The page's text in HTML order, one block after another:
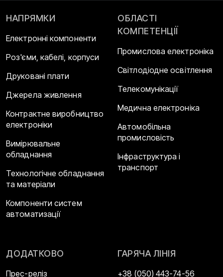
НАПРЯМКИ
Електронні компоненти
Роз'єми, кабелі, корпуси
Друковані плати
Джерела живлення
Контрактне виробництво
електроніки
Вимірювальне
обладнання
Технологічне обладнання
та матеріали
Компоненти систем
автоматизації
ОБЛАСТІ
КОМПЕТЕНЦІЇ
Промислова електроніка
Світлодіодне освітлення
Телекомунікації
Медична електроніка
Автомобільна
промисловість
Інфраструктура і
транспорт
ДОДАТКОВО
Прес-реліз
ГАРЯЧА ЛІНІЯ
+38 (050) 443-74-56